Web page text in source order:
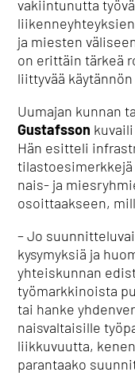
vakiintunutta
ja miesten
on erittäin tärkeä
liittyvää
Uumajan kunnan
Gustafsson
Hän esitteli
nais- ja
osoittaakseen,
– Jo
kysymyksiä ja
yhteiskunnan
työmarkkinoista
tai hanke
naisvaltaisille
liikkuvuutta,
parantaako